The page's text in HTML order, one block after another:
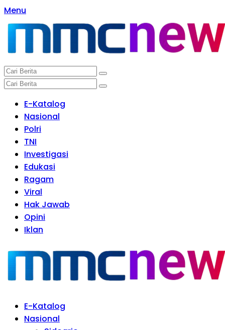
Langsung
ke
konten
Menu
E-Katalog
Nasional
Polri
TNI
Investigasi
Edukasi
Ragam
Viral
Hak Jawab
Opini
Iklan
E-Katalog
Nasional